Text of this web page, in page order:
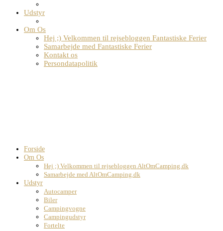
Udstyr
Om Os
Hej ;) Velkommen til rejsebloggen Fantastiske Ferier
Samarbejde med Fantastiske Ferier
Kontakt os
Persondatapolitik
Forside
Om Os
Hej ;) Velkommen til rejsebloggen AltOmCamping.dk
Samarbejde med AltOmCamping.dk
Udstyr
Autocamper
Biler
Campingvogne
Campingudstyr
Fortelte